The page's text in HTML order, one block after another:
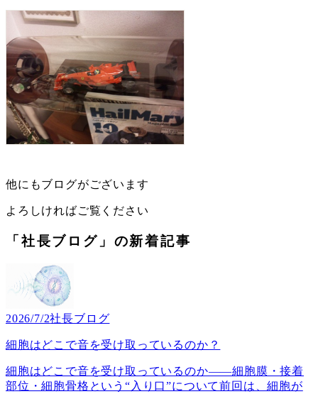
他にもブログがございます
よろしければご覧ください
「社長ブログ」の新着記事
2026/7/2社長ブログ
細胞はどこで音を受け取っているのか？
細胞はどこで音を受け取っているのか――細胞膜・接着
部位・細胞骨格という“入り口”について前回は、細胞が